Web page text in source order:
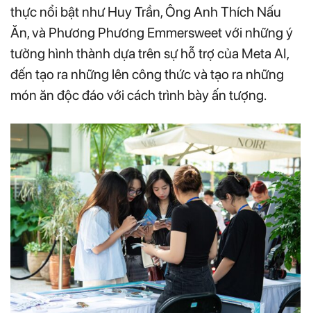
thực nổi bật như Huy Trần, Ông Anh Thích Nấu
Ăn, và Phương Phương Emmersweet với những ý
tưởng hình thành dựa trên sự hỗ trợ của Meta AI,
đến tạo ra những lên công thức và tạo ra những
món ăn độc đáo với cách trình bày ấn tượng.